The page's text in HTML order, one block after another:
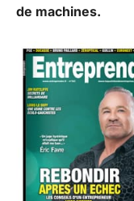
de machines.